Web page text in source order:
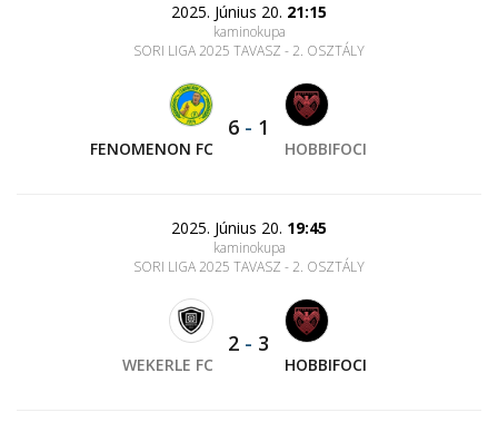
2025. Június 20. 21:15
kaminokupa
SORI LIGA 2025 TAVASZ - 2. OSZTÁLY
FENOMENON FC
6 - 1
HOBBIFOCI
2025. Június 20. 19:45
kaminokupa
SORI LIGA 2025 TAVASZ - 2. OSZTÁLY
WEKERLE FC
2 - 3
HOBBIFOCI